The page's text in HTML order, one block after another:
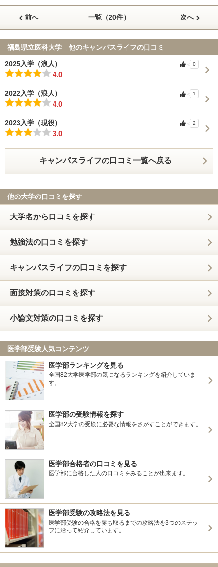
前へ 一覧（20件） 次へ
福島県立医科大学 他のキャンパスライフの口コミ
2025入学（浪人）
4.0
0
2022入学（浪人）
4.0
1
2023入学（現役）
3.0
2
キャンパスライフの口コミ一覧へ戻る
他の大学の口コミを探す
大学名から口コミを探す
勉強法の口コミを探す
キャンパスライフの口コミを探す
面接対策の口コミを探す
小論文対策の口コミを探す
医学部受験人気コンテンツ
医学部ランキングを見る
全国82大学医学部の気になるランキングを紹介していま
す。
医学部の受験情報を探す
全国82大学の受験に必要な情報をさがすことができます。
医学部合格者の口コミを見る
医学部に合格した人の口コミをみることが出来ます。
医学部受験の攻略法を見る
医学部受験の合格を勝ち取るまでの攻略法を3つのステッ
プに沿って紹介しています。